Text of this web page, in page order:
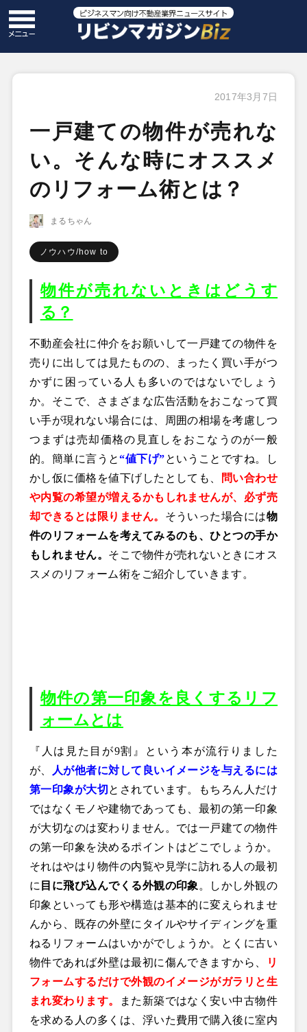
2017年3月7日
一戸建ての物件が売れな
い。そんな時にオススメ
のリフォーム術とは？
まるちゃん
ノウハウ/how to
物件が売れないときはどうす
る？
不動産会社に仲介をお願いして一戸建ての物件を
売りに出しては見たものの、まったく買い手がつ
かずに困っている人も多いのではないでしょう
か。そこで、さまざまな広告活動をおこなって買
い手が現れない場合には、周囲の相場を考慮しつ
つまずは売却価格の見直しをおこなうのが一般
的。簡単に言うと“値下げ”ということですね。し
かし仮に価格を値下げしたとしても、
問い合わせ
や内覧の希望が増えるかもしれませんが、必ず売
却できるとは限りません。 そういった場合には物
件のリフォームを考えてみるのも、ひとつの手か
もしれません。 そこで物件が売れないときにオス
スメのリフォーム術をご紹介していきます。
物件の第一印象を良くするリフ
ォームとは
『人は見た目が9割』という本が流行りました
が、
人が他者に対して良いイメージを与えるには
第一印象が大切 とされています。もちろん人だけ
ではなくモノや建物であっても、最初の第一印象
が大切なのは変わりません。では一戸建ての物件
の第一印象を決めるポイントはどこでしょうか。
それはやはり物件の内覧や見学に訪れる人の最初
に 目に飛び込んでくる外観の印象 。しかし外観の
印象といっても形や構造は基本的に変えられませ
んから、既存の外壁にタイルやサイディングを重
ねるリフォームはいかがでしょうか。とくに古い
物件であれば外壁は最初に傷んできますから、
リ
フォームするだけで外観のイメージがガラリと生
まれ変わります。
また新築ではなく安い中古物件
を求める人の多くは、浮いた費用で購入後に室内